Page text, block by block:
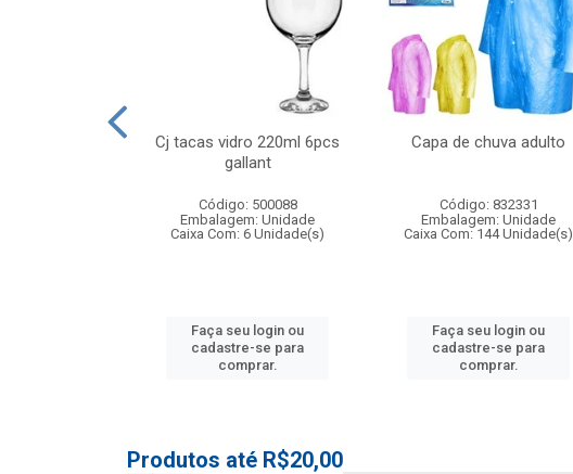
Cj tacas vidro 220ml 6pcs
gallant
Código: 500088
Embalagem: Unidade
Caixa Com: 6 Unidade(s)
Faça seu login ou
cadastre-se para
comprar.
Capa de chuva adulto
Código: 832331
Embalagem: Unidade
Caixa Com: 144 Unidade(s)
Faça seu login ou
cadastre-se para
comprar.
Produtos até R$20,00